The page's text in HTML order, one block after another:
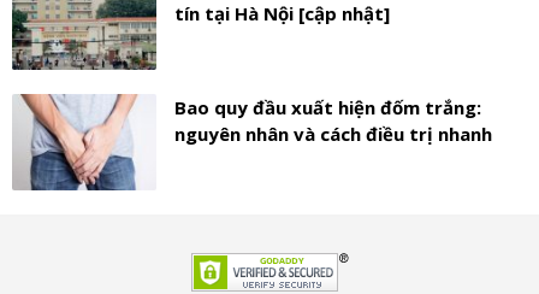
tín tại Hà Nội [cập nhật]
Bao quy đầu xuất hiện đốm trắng:
nguyên nhân và cách điều trị nhanh